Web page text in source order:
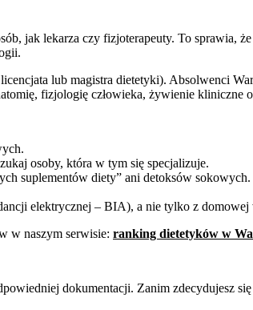
jak lekarza czy fizjoterapeuty. To sprawia,
lub magistra dietetyki). Absolwenci
fizjologię człowieka, żywienie kliniczne
osoby, która w tym się specjalizuje.
suplementów diety” ani detoksów sokowych.
elektrycznej – BIA), a nie tylko z domowej
w naszym serwisie: ranking dietetyków w
dokumentacji. Zanim zdecydujesz się